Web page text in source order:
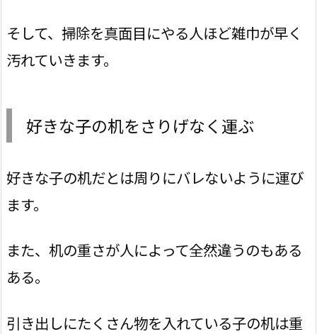
そして、掃除を真面目にやる人ほど雑巾が早く
汚れていきます。
好きな子の机をさりげなく運ぶ
好きな子の机だとは周りにバレないように運び
ます。
また、机の重さが人によって全然違うのもある
ある。
引き出しにたくさん物を入れている子の机は重